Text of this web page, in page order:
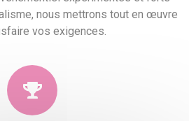
nous mettrons tout en œuvre
vos exigences.